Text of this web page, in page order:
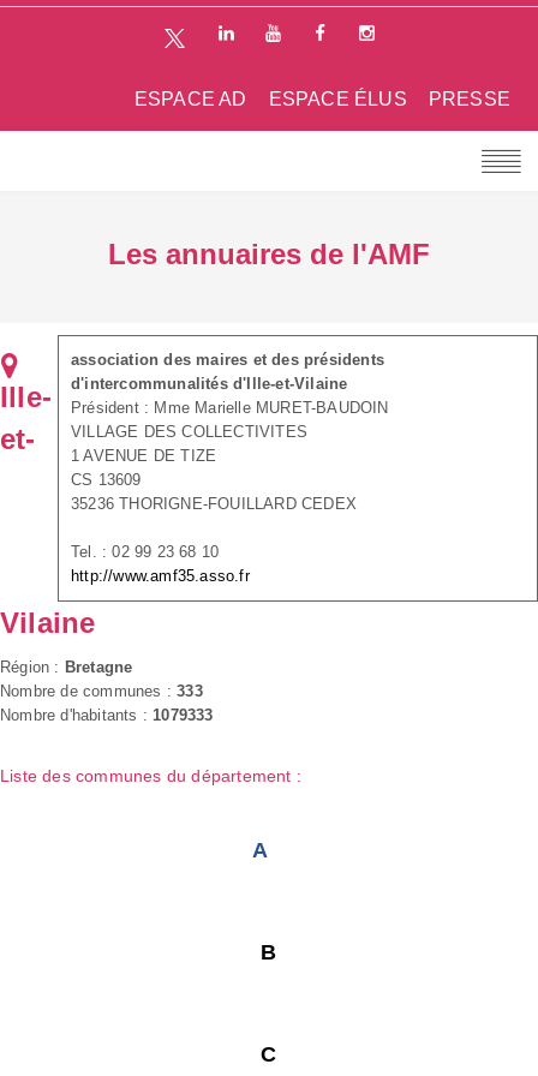
PRESSE
ESPACE ÉLUS
ESPACE AD
Les annuaires de l'AMF
association des maires et des présidents
d'intercommunalités d'Ille-et-Vilaine
Président : Mme Marielle MURET-BAUDOIN
VILLAGE DES COLLECTIVITES
1 AVENUE DE TIZE
CS 13609
35236 THORIGNE-FOUILLARD CEDEX
Tel. : 02 99 23 68 10
http://www.amf35.asso.fr
Ille-
et-
Vilaine
Région : Bretagne
Nombre de communes :333
Nombre d'habitants : 1079333
Liste des communes du département :
A
B
C